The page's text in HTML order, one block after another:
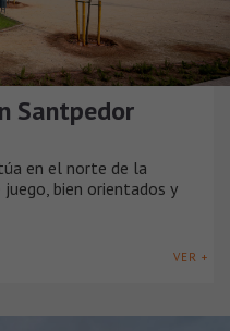
Santpedor
en el norte de la
bien orientados y
VER +